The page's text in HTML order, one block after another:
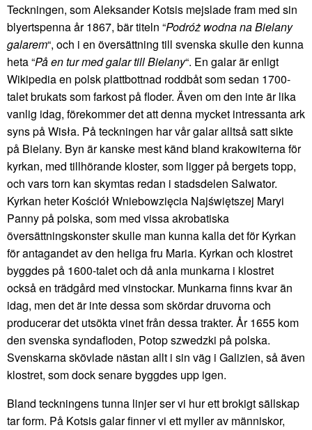
Teckningen, som Aleksander Kotsis mejslade fram med sin
blyertspenna år 1867, bär titeln “Podróż wodna na Bielany
galarem“, och i en översättning till svenska skulle den kunna
heta “På en tur med galar till Bielany“. En galar är enligt
Wikipedia en polsk plattbottnad roddbåt som sedan 1700-
talet brukats som farkost på floder. Även om den inte är lika
vanlig idag, förekommer det att denna mycket intressanta ark
syns på Wisła. På teckningen har vår galar alltså satt sikte
på Bielany. Byn är kanske mest känd bland krakowiterna för
kyrkan, med tillhörande kloster, som ligger på bergets topp,
och vars torn kan skymtas redan i stadsdelen Salwator.
Kyrkan heter Kościół Wniebowzięcia Najświętszej Maryi
Panny på polska, som med vissa akrobatiska
översättningskonster skulle man kunna kalla det för Kyrkan
för antagandet av den heliga fru Maria. Kyrkan och klostret
byggdes på 1600-talet och då anla munkarna i klostret
också en trädgård med vinstockar. Munkarna finns kvar än
idag, men det är inte dessa som skördar druvorna och
producerar det utsökta vinet från dessa trakter. År 1655 kom
den svenska syndafloden, Potop szwedzki på polska.
Svenskarna skövlade nästan allt i sin väg i Galizien, så även
klostret, som dock senare byggdes upp igen.
Bland teckningens tunna linjer ser vi hur ett brokigt sällskap
tar form. På Kotsis galar finner vi ett myller av människor,